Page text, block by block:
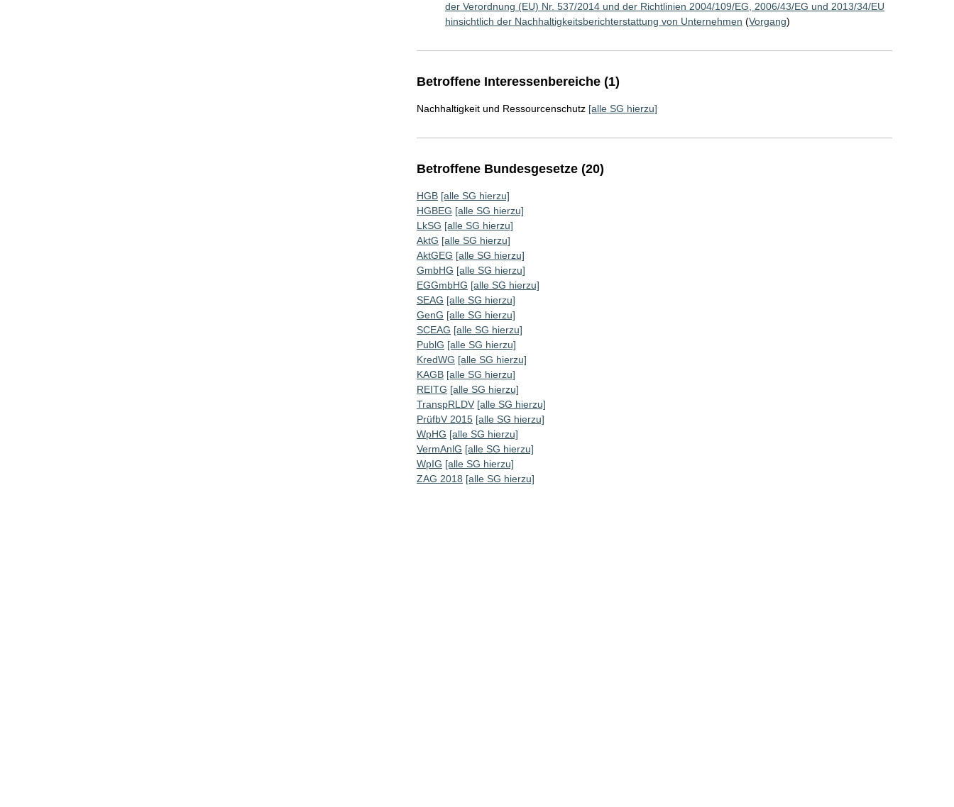
der Verordnung (EU) Nr. 537/2014 und der Richtlinien 2004/109/EG, 2006/43/EG und 2013/34/EU
hinsichtlich der Nachhaltigkeitsberichterstattung von Unternehmen (Vorgang)
Betroffene Interessenbereiche (1)
Nachhaltigkeit und Ressourcenschutz [alle SG hierzu]
Betroffene Bundesgesetze (20)
HGB [alle SG hierzu]
HGBEG [alle SG hierzu]
LkSG [alle SG hierzu]
AktG [alle SG hierzu]
AktGEG [alle SG hierzu]
GmbHG [alle SG hierzu]
EGGmbHG [alle SG hierzu]
SEAG [alle SG hierzu]
GenG [alle SG hierzu]
SCEAG [alle SG hierzu]
PublG [alle SG hierzu]
KredWG [alle SG hierzu]
KAGB [alle SG hierzu]
REITG [alle SG hierzu]
TranspRLDV [alle SG hierzu]
PrüfbV 2015 [alle SG hierzu]
WpHG [alle SG hierzu]
VermAnlG [alle SG hierzu]
WpIG [alle SG hierzu]
ZAG 2018 [alle SG hierzu]